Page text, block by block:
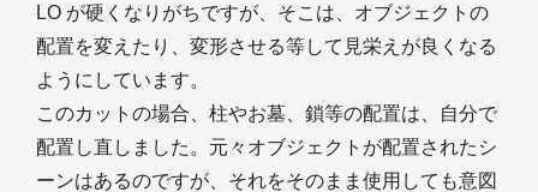
LO が硬くなりがちですが、そこは、オブジェクトの
配置を変えたり、変形させる等して見栄えが良くなる
ようにしています。
このカットの場合、柱やお墓、鎖等の配置は、自分で
配置し直しました。元々オブジェクトが配置されたシ
ーンはあるのですが、それをそのまま使用しても意図